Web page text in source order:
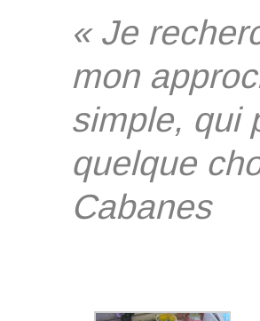
« Je
mon
simple, qui
quelque
Cabanes